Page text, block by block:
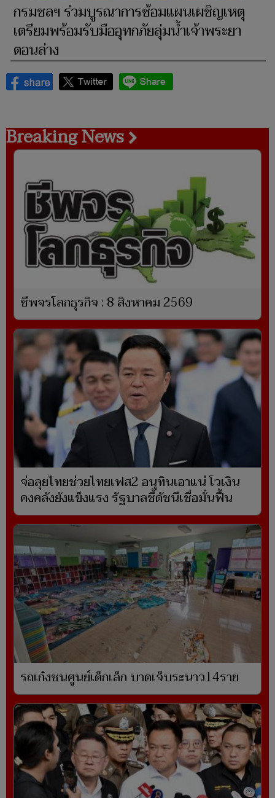
กรมชลฯ ร่วมบูรณาการซ้อมแผนเผชิญเหตุ
เตรียมพร้อมรับมืออุทกภัยลุ่มน้ำเจ้าพระยา
ตอนล่าง
Breaking News
ชีพจรโลกธุรกิจ : 8 สิงหาคม 2569
จ่อลุยไทยช่วยไทยเฟส2 อนุทินเอาแน่ โวเงิน
คงคลังยังแข็งแรง รัฐบาลชี้ดัชนีเชื่อมั่นฟื้น
รถเก๋งชนศูนย์เด็กเล็ก บาดเจ็บระนาว14ราย